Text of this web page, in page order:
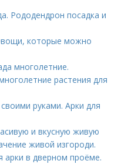
Рододендрон посадка и
которые можно
многолетние.
растения для
руками. Арки для
и вкусную живую
живой изгороди.
в дверном проёме.